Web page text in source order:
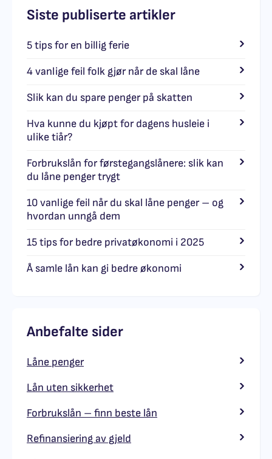
Siste publiserte artikler
5 tips for en billig ferie
4 vanlige feil folk gjør når de skal låne
Slik kan du spare penger på skatten
Hva kunne du kjøpt for dagens husleie i
ulike tiår?
Forbrukslån for førstegangslånere: slik kan
du låne penger trygt
10 vanlige feil når du skal låne penger – og
hvordan unngå dem
15 tips for bedre privatøkonomi i 2025
Å samle lån kan gi bedre økonomi
Anbefalte sider
Låne penger
Lån uten sikkerhet
Forbrukslån – finn beste lån
Refinansiering av gjeld